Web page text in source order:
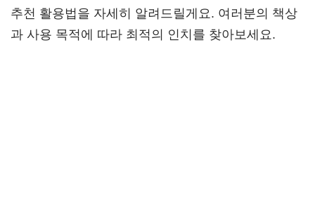
추천 활용법을 자세히 알려드릴게요. 여러분의 책상
과 사용 목적에 따라 최적의 인치를 찾아보세요.